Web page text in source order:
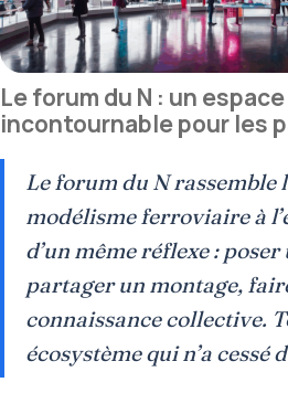
Le forum du N : un
incontournable pour les
Le forum du N rassemble
modélisme ferroviaire à
d’un même réflexe :
partager un montage,
connaissance collective.
écosystème qui n’a cessé